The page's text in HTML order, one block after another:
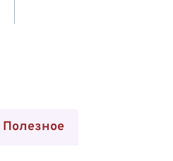
Полезное